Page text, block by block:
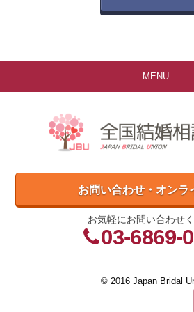
MENU
お問い合わせ・オンラ
お気軽にお問い合わせ
03-6869-
© 2016 Japan Bridal